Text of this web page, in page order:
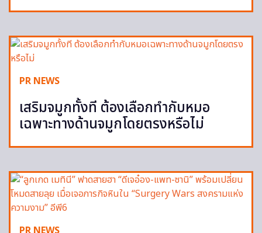
PR NEWS
เสริมจมูกทั้งที ต้องเลือกทำกับหมอ
เฉพาะทางด้านจมูกโดยตรงหรือไม่